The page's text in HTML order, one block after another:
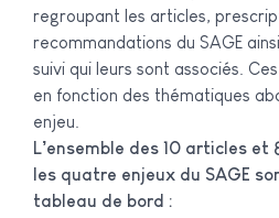
regroupant les articles,
recommandations du SAGE
suivi qui leurs sont associés.
en fonction des thématiques
enjeu.
L’ensemble des 10 articles
les quatre enjeux du SAGE
tableau de bord :